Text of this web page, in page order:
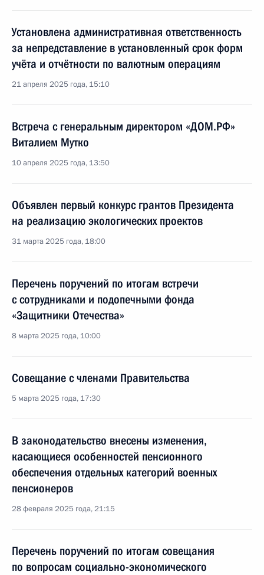
Установлена административная ответственность
за непредставление в установленный срок форм
учёта и отчётности по валютным операциям
21 апреля 2025 года, 15:10
Встреча с генеральным директором «ДОМ.РФ»
Виталием Мутко
10 апреля 2025 года, 13:50
Объявлен первый конкурс грантов Президента
на реализацию экологических проектов
31 марта 2025 года, 18:00
Перечень поручений по итогам встречи
с сотрудниками и подопечными фонда
«Защитники Отечества»
8 марта 2025 года, 10:00
Совещание с членами Правительства
5 марта 2025 года, 17:30
В законодательство внесены изменения,
касающиеся особенностей пенсионного
обеспечения отдельных категорий военных
пенсионеров
28 февраля 2025 года, 21:15
Перечень поручений по итогам совещания
по вопросам социально-экономического